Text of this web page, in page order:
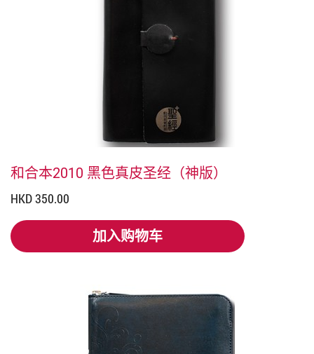
和合本2010 黑色真皮圣经（神版）
HKD 350.00
加入购物车
加入购物车